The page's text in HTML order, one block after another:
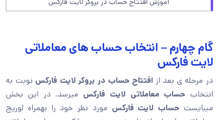
گام چهارم – انتخاب حساب های معاملاتی
لایت فارکس
در مرحله ی بعد از افتتاح حساب در بروکر لایت فارکس نوبت به
انتخاب حساب معاملاتی لایت فارکس میرسد. در این بخش
میبایست حساب لایت فارکس مورد نظر خود را بهمراه لوریج